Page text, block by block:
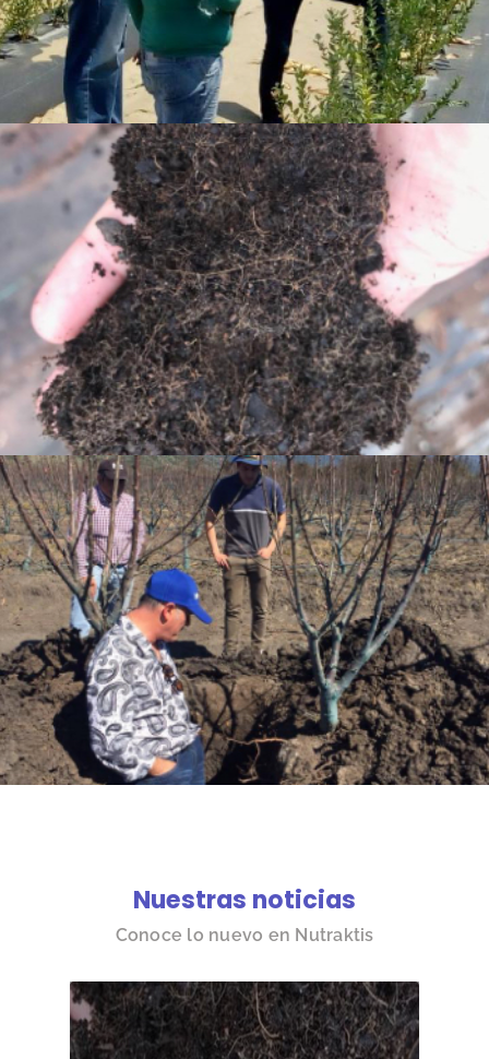
Nuestras noticias
Conoce lo nuevo en Nutraktis